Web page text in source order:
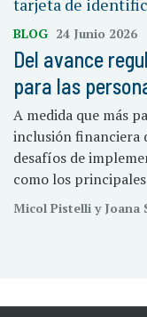
BLOG 24 Junio 2026
Del avance
para las
A medida que más
inclusión financiera
desafíos de
como los
Micol Pistelli y Joana